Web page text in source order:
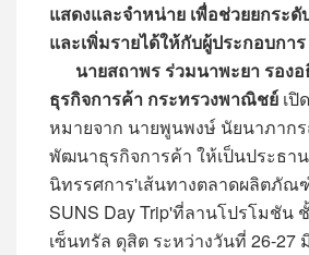
แสดงและจำหน่าย เพื่อช่วยยกระ
และเพิ่มรายได้ให้กับผู้ประกอบการ
นายสถาพร ร่วมนาพะยา รอง
ธุรกิจการค้า กระทรวงพาณิชย์ เปิ
หมายจาก นายพูนพงษ์ นัยนาภาก
พัฒนาธุรกิจการค้า ให้เป็นประธา
นิทรรศการ'เส้นทางตลาดผลิตภั
SUNS Day Trip'ที่ลานโปรโมชัน
เซ็นทรัล ดุสิต ระหว่างวันที่ 26-27